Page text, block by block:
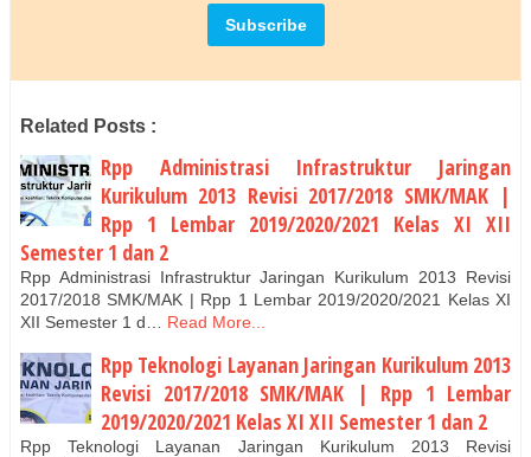
Related Posts :
Rpp Administrasi Infrastruktur Jaringan
Kurikulum 2013 Revisi 2017/2018 SMK/MAK |
Rpp 1 Lembar 2019/2020/2021 Kelas XI XII
Semester 1 dan 2
Rpp Administrasi Infrastruktur Jaringan Kurikulum 2013 Revisi
2017/2018 SMK/MAK | Rpp 1 Lembar 2019/2020/2021 Kelas XI
XII Semester 1 d…
Read More...
Rpp Teknologi Layanan Jaringan Kurikulum 2013
Revisi 2017/2018 SMK/MAK | Rpp 1 Lembar
2019/2020/2021 Kelas XI XII Semester 1 dan 2
Rpp Teknologi Layanan Jaringan Kurikulum 2013 Revisi